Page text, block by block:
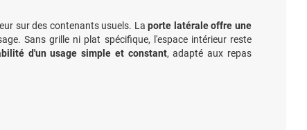
sur des contenants usuels. Laporte latérale offre une
Sans grille ni plat spécifique, l'espace intérieur reste
d'un usage simple et constant, adapté aux repas